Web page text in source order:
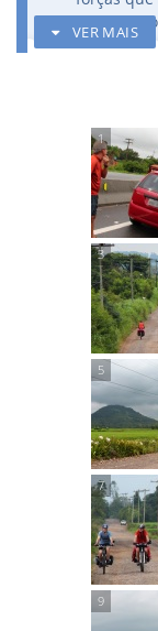
solo e a
A
forças
vento
pneus e
algum
deixa de
condição
Em
níveis
CAQ
(deixa eu
(¹)
(²) Isso
(³) Todos
VER MAIS